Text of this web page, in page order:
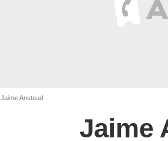
Jaime Anstead
Jaime